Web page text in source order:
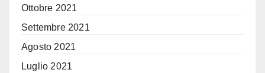
Ottobre 2021
Settembre 2021
Agosto 2021
Luglio 2021